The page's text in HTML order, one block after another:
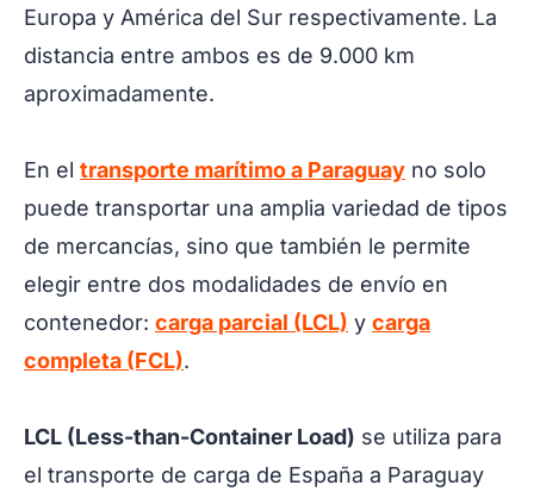
Europa y América del Sur respectivamente. La
distancia entre ambos es de 9.000 km
aproximadamente.
En el transporte marítimo a Paraguay no solo
puede transportar una amplia variedad de tipos
de mercancías, sino que también le permite
elegir entre dos modalidades de envío en
contenedor: carga parcial (LCL) y carga
completa (FCL).
LCL (Less-than-Container Load) se utiliza para
el transporte de carga de España a Paraguay